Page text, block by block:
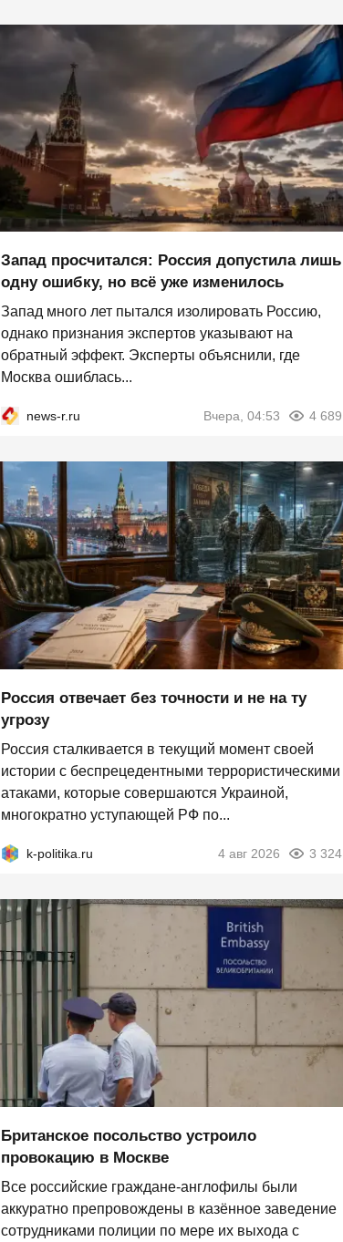
Запад просчитался: Россия допустила лишь
одну ошибку, но всё уже изменилось
Запад много лет пытался изолировать Россию,
однако признания экспертов указывают на
обратный эффект. Эксперты объяснили, где
Москва ошиблась...
news-r.ru Вчера, 04:53 4 689
Россия отвечает без точности и не на ту
угрозу
Россия сталкивается в текущий момент своей
истории с беспрецедентными террористическими
атаками, которые совершаются Украиной,
многократно уступающей РФ по...
k-politika.ru 4 авг 2026 3 324
Британское посольство устроило
провокацию в Москве
Все российские граждане-англофилы были
аккуратно препровождены в казённое заведение
сотрудниками полиции по мере их выхода с